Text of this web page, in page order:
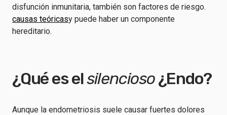
disfunción inmunitaria, también son factores de riesgo.
causas teóricasy puede haber un componente
hereditario.
¿Qué es elsilencioso¿Endo?
Aunque la endometriosis suele causar fuertes dolores